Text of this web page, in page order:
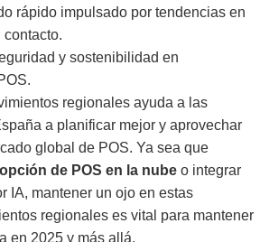
rápido impulsado por tendencias en
contacto.
y sostenibilidad en
regionales ayuda a las
a planificar mejor y aprovechar
global de POS. Ya sea que
de POS en la nube o integrar
IA, mantener un ojo en estas
regionales es vital para mantener
en 2025 y más allá.